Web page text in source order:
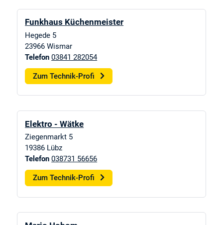
Funkhaus Küchenmeister
Hegede 5
23966 Wismar
Telefon 03841 282054
Zum Technik-Profi
Elektro - Wätke
Ziegenmarkt 5
19386 Lübz
Telefon 038731 56656
Zum Technik-Profi